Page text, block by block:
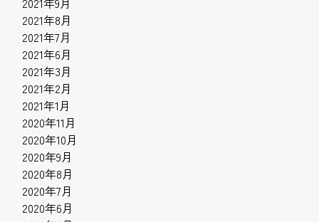
2021年8月
2021年7月
2021年6月
2021年3月
2021年2月
2021年1月
2020年11月
2020年10月
2020年9月
2020年8月
2020年7月
2020年6月